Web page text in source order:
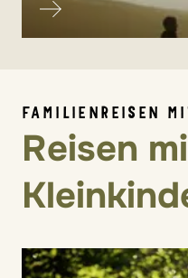
FAMILIENREISEN
Reisen